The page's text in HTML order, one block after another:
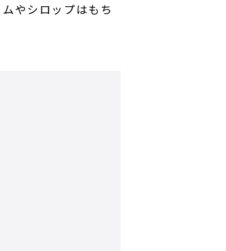
やシロップはもち